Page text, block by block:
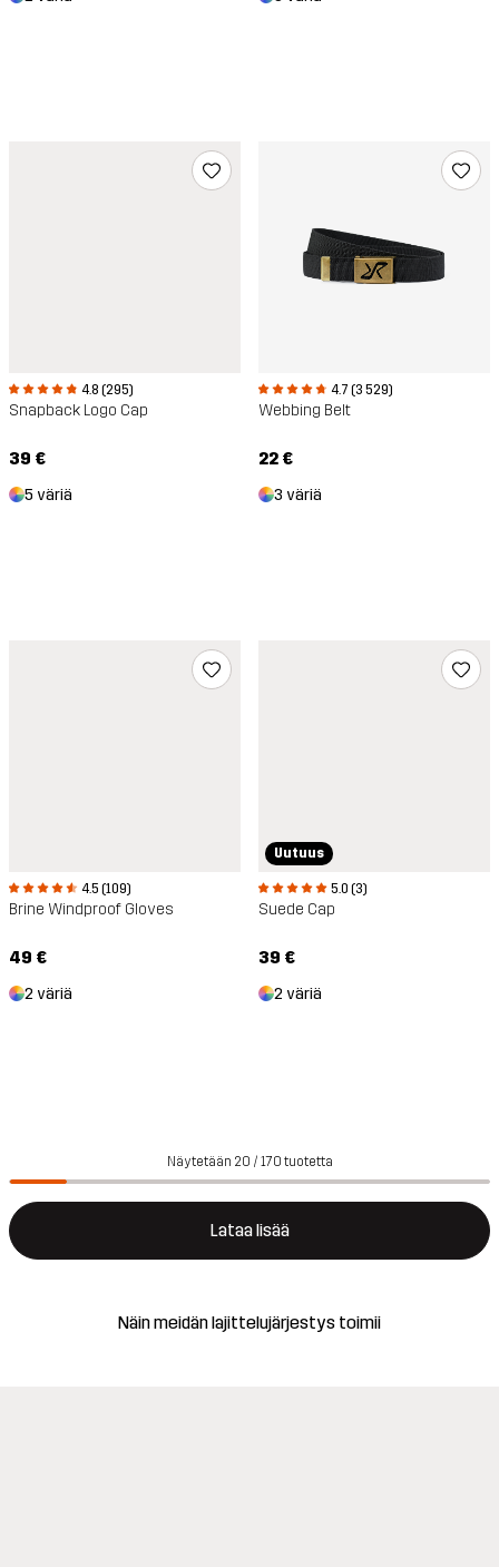
4.8 (295)
Snapback Logo Cap
39 €
5 väriä
4.7 (3 529)
Webbing Belt
22 €
3 väriä
4.5 (109)
Brine Windproof Gloves
49 €
2 väriä
Uutuus
5.0 (3)
Suede Cap
39 €
2 väriä
Näytetään 20 / 170 tuotetta
Lataa lisää
Näin meidän lajittelujärjestys toimii